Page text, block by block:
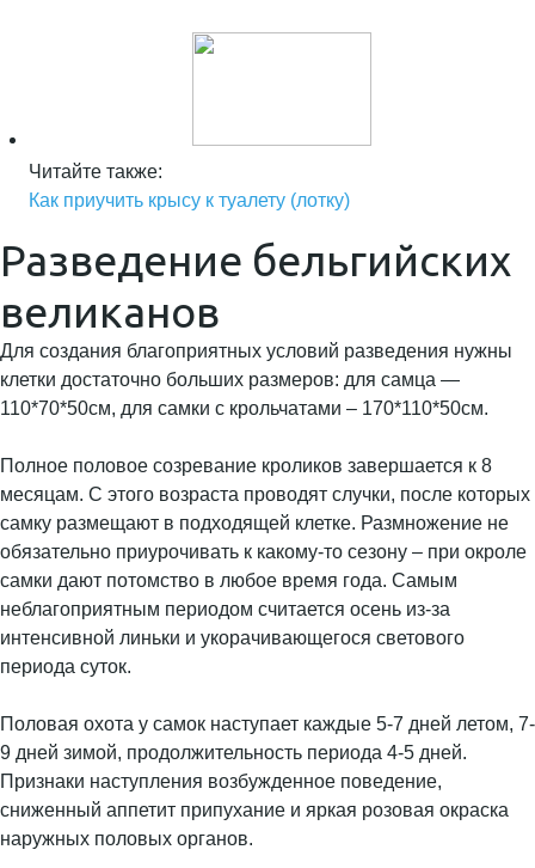
Читайте также:
Как приучить крысу к туалету (лотку)
Разведение бельгийских
великанов
Для создания благоприятных условий разведения нужны
клетки достаточно больших размеров: для самца —
110*70*50см, для самки с крольчатами – 170*110*50см.
Полное половое созревание кроликов завершается к 8
месяцам. С этого возраста проводят случки, после которых
самку размещают в подходящей клетке. Размножение не
обязательно приурочивать к какому-то сезону – при окроле
самки дают потомство в любое время года. Самым
неблагоприятным периодом считается осень из-за
интенсивной линьки и укорачивающегося светового
периода суток.
Половая охота у самок наступает каждые 5-7 дней летом, 7-
9 дней зимой, продолжительность периода 4-5 дней.
Признаки наступления возбужденное поведение,
сниженный аппетит припухание и яркая розовая окраска
наружных половых органов.